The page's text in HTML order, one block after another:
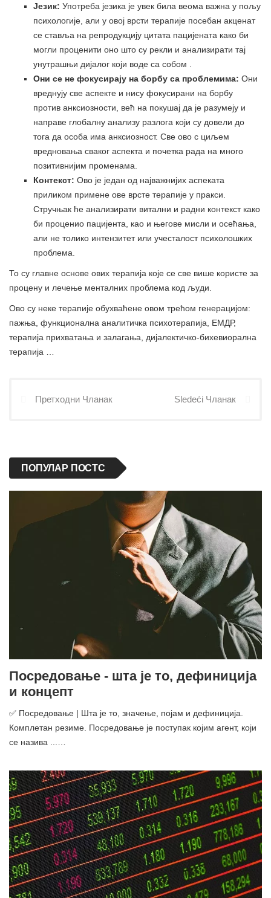
Језик: Употреба језика је увек била веома важна у пољу
психологије, али у овој врсти терапије посебан акценат
се ставља на репродукцију цитата пацијената како би
могли проценити оно што су рекли и анализирати тај
унутрашњи дијалог који воде са собом .
Они се не фокусирају на борбу са проблемима: Они
вреднују све аспекте и нису фокусирани на борбу
против анксиозности, већ на покушај да је разумеју и
направе глобалну анализу разлога који су довели до
тога да особа има анксиозност. Све ово с циљем
вредновања сваког аспекта и почетка рада на много
позитивнијим променама.
Контекст: Ово је један од најважнијих аспеката
приликом примене ове врсте терапије у пракси.
Стручњак ће анализирати витални и радни контекст како
би проценио пацијента, као и његове мисли и осећања,
али не толико интензитет или учесталост психолошких
проблема.
То су главне основе ових терапија које се све више користе за
процену и лечење менталних проблема код људи.
Ово су неке терапије обухваћене овом трећом генерацијом:
пажња, функционална аналитичка психотерапија, ЕМДР,
терапија прихватања и залагања, дијалектичко-бихевиорална
терапија …
Претходни Чланак Sledeći Чланак
ПОПУЛАР ПОСТС
Посредовање - шта је то, дефиниција
и концепт
✅ Посредовање | Шта је то, значење, појам и дефиниција.
Комплетан резиме. Посредовање је поступак којим агент, који
се назива ...…